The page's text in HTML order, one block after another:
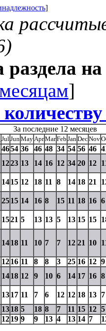
]
раздела
]
За последние 12 месяцев
Jul Jun May AprMarFeb Jan DecNov
4654 36 46 48 34 54 56 46
1223 13 14 16 12 34 20 12
1415 12 18 11 8 14 18 21
2515 14 16 8 15 11 18 16 6
1521 5 13 13 5 13 15 15
1418 11 10 7 7 12 21 10
1216 11 8 8 3 25 16 12 9
1418 12 9 10 6 14 17 16 8
1317 11 7 6 12 12 18 13 7
1318 5 18 8 7 11 15 12 5
1219 9 9 13 4 13 14 7